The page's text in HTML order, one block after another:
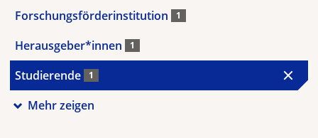
Forschungsförderinstitution 1
Herausgeber*innen 1
Studierende 1
Mehr zeigen